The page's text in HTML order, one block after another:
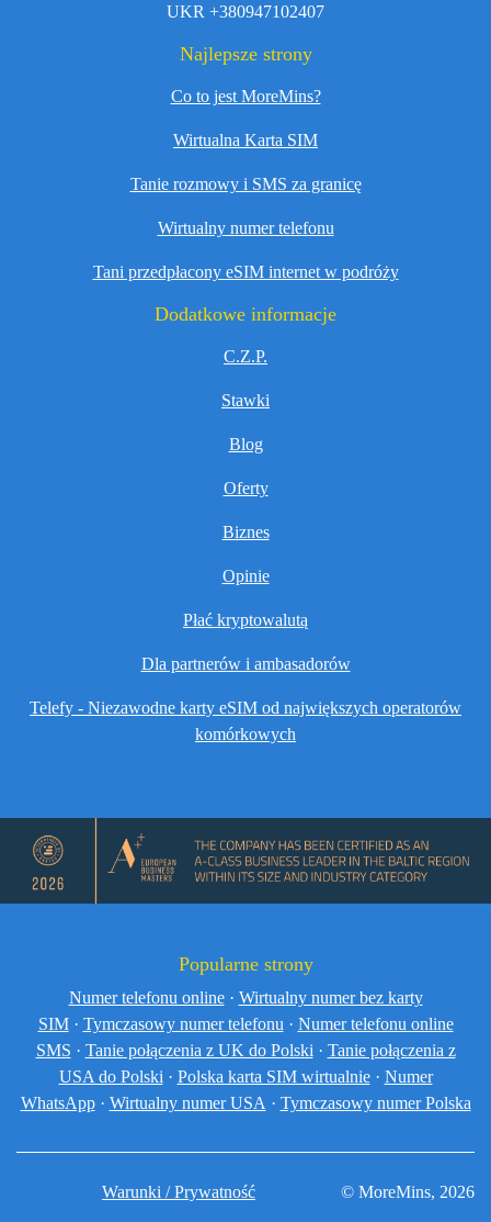
UKR +380947102407
Najlepsze strony
Co to jest MoreMins?
Wirtualna Karta SIM
Tanie rozmowy i SMS za granicę
Wirtualny numer telefonu
Tani przedpłacony eSIM internet w podróży
Dodatkowe informacje
C.Z.P.
Stawki
Blog
Oferty
Biznes
Opinie
Płać kryptowalutą
Dla partnerów i ambasadorów
Telefy - Niezawodne karty eSIM od największych operatorów
komórkowych
Popularne strony
Numer telefonu online · Wirtualny numer bez karty
SIM · Tymczasowy numer telefonu · Numer telefonu online
SMS · Tanie połączenia z UK do Polski · Tanie połączenia z
USA do Polski · Polska karta SIM wirtualnie · Numer
WhatsApp · Wirtualny numer USA · Tymczasowy numer Polska
Warunki / Prywatność © MoreMins, 2026